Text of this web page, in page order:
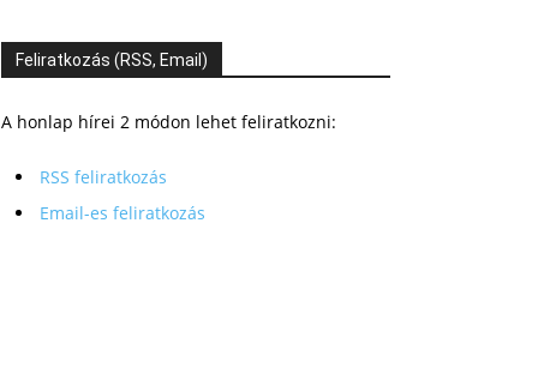
Feliratkozás (RSS, Email)
A honlap hírei 2 módon lehet feliratkozni:
RSS feliratkozás
Email-es feliratkozás